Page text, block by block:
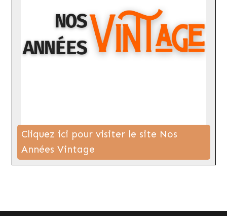
Cliquez ici pour visiter le site Nos
Années Vintage